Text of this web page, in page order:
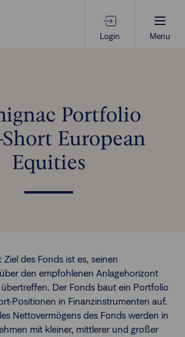
Login Menu
Portfolio
European
Equities
: Ziel des Fonds ist es, seinen
den empfohlenen Anlagehorizont
Der Fonds baut ein Portfolio
Positionen in Finanzinstrumenten auf.
Nettovermögens des Fonds werden in
mit kleiner, mittlerer und großer